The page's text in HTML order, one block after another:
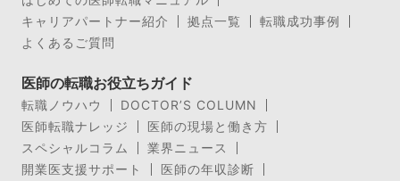
キャリアパートナー紹介
拠点一覧
転職成功事例
よくあるご質問
医師の転職お役立ちガイド
転職ノウハウ
DOCTOR’S COLUMN
医師転職ナレッジ
医師の現場と働き方
スペシャルコラム
業界ニュース
開業医支援サポート
医師の年収診断